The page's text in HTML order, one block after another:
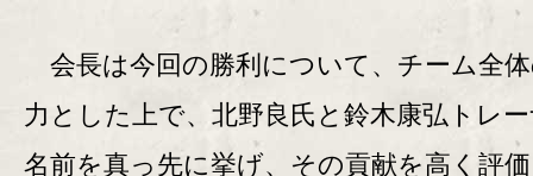
会長は今回の勝利について、チーム全
力とした上で、北野良氏と鈴木康弘トレ
名前を真っ先に挙げ、その貢献を高く評